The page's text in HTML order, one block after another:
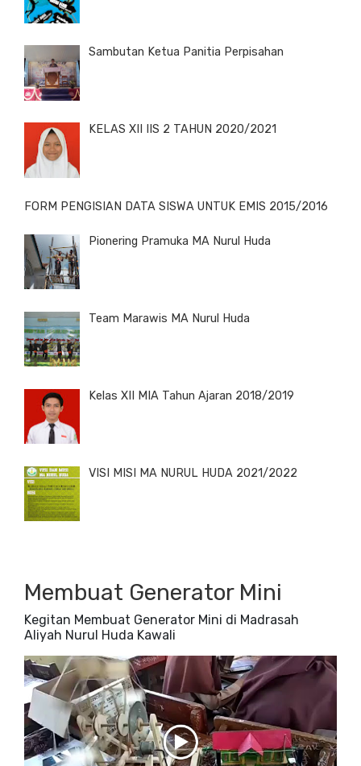
Sambutan Ketua Panitia Perpisahan
KELAS XII IIS 2 TAHUN 2020/2021
FORM PENGISIAN DATA SISWA UNTUK EMIS 2015/2016
Pionering Pramuka MA Nurul Huda
Team Marawis MA Nurul Huda
Kelas XII MIA Tahun Ajaran 2018/2019
VISI MISI MA NURUL HUDA 2021/2022
Membuat Generator Mini
Kegitan Membuat Generator Mini di Madrasah
Aliyah Nurul Huda Kawali